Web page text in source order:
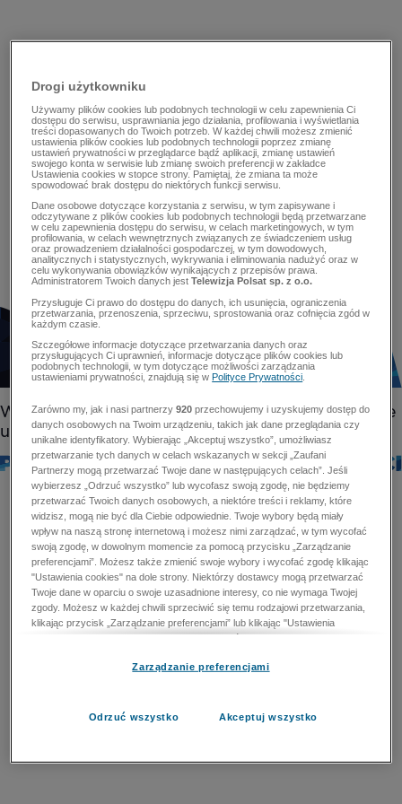
Drogi użytkowniku
Używamy plików cookies lub podobnych technologii w celu zapewnienia Ci
dostępu do serwisu, usprawniania jego działania, profilowania i wyświetlania
treści dopasowanych do Twoich potrzeb. W każdej chwili możesz zmienić
ustawienia plików cookies lub podobnych technologii poprzez zmianę
ustawień prywatności w przeglądarce bądź aplikacji, zmianę ustawień
swojego konta w serwisie lub zmianę swoich preferencji w zakładce
Ustawienia cookies w stopce strony. Pamiętaj, że zmiana ta może
spowodować brak dostępu do niektórych funkcji serwisu.
Dane osobowe dotyczące korzystania z serwisu, w tym zapisywane i
odczytywane z plików cookies lub podobnych technologii będą przetwarzane
w celu zapewnienia dostępu do serwisu, w celach marketingowych, w tym
profilowania, w celach wewnętrznych związanych ze świadczeniem usług
oraz prowadzeniem działalności gospodarczej, w tym dowodowych,
analitycznych i statystycznych, wykrywania i eliminowania nadużyć oraz w
celu wykonywania obowiązków wynikających z przepisów prawa.
Administratorem Twoich danych jestTelewizja Polsat sp. z o.o.
Przysługuje Ci prawo do dostępu do danych, ich usunięcia, ograniczenia
przetwarzania, przenoszenia, sprzeciwu, sprostowania oraz cofnięcia zgód w
każdym czasie.
Szczegółowe informacje dotyczące przetwarzania danych oraz
przysługujących Ci uprawnień, informacje dotyczące plików cookies lub
podobnych technologii, w tym dotyczące możliwości zarządzania
ustawieniami prywatności, znajdują się wPolityce Prywatności
Zarówno my, jak i nasi partnerzy920 przechowujemy i uzyskujemy dostęp do
danych osobowych na Twoim urządzeniu, takich jak dane przeglądania czy
unikalne identyfikatory. Wybierając „Akceptuj wszystko”, umożliwiasz
przetwarzanie tych danych w celach wskazanych w sekcji „Zaufani
Partnerzy mogą przetwarzać Twoje dane w następujących celach”. Jeśli
wybierzesz „Odrzuć wszystko” lub wycofasz swoją zgodę, nie będziemy
przetwarzać Twoich danych osobowych, a niektóre treści i reklamy, które
widzisz, mogą nie być dla Ciebie odpowiednie. Twoje wybory będą miały
wpływ na naszą stronę internetową i możesz nimi zarządzać, w tym wycofać
swoją zgodę, w dowolnym momencie za pomocą przycisku „Zarządzanie
preferencjami”. Możesz także zmienić swoje wybory i wycofać zgodę klikając
"Ustawienia cookies" na dole strony. Niektórzy dostawcy mogą przetwarzać
Twoje dane w oparciu o swoje uzasadnione interesy, co nie wymaga Twojej
zgody. Możesz w każdej chwili sprzeciwić się temu rodzajowi przetwarzania,
klikając przycisk „Zarządzanie preferencjami” lub klikając "Ustawienia
cookies" na dole strony. Nie możesz sprzeciwić się przetwarzaniu przez
zapobiegania oszustwom i naprawiania błędów, a w tym celu mogą zostać
przetwarzaniu danych osobowych w celu dostarczania i prezentacji reklam i
Zarządzanie preferencjami
Odrzuć wszystko Akceptuj wszystko